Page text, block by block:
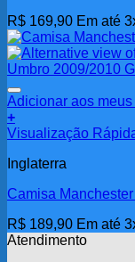
R$ 169,90 Em até
Adicionar aos
+
Visualização
Inglaterra
Camisa
R$ 189,90 Em até
Atendimento